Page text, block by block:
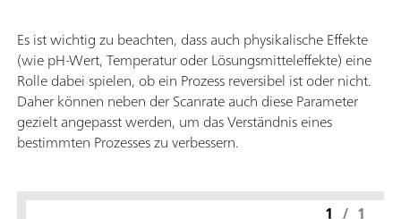
Es ist wichtig zu beachten, dass auch physikalische Effekte
(wie pH-Wert, Temperatur oder Lösungsmitteleffekte) eine
Rolle dabei spielen, ob ein Prozess reversibel ist oder nicht.
Daher können neben der Scanrate auch diese Parameter
gezielt angepasst werden, um das Verständnis eines
bestimmten Prozesses zu verbessern.
1 / 1